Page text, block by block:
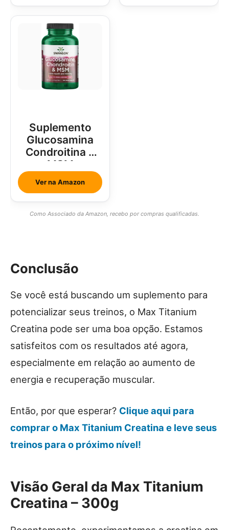
Suplemento
Glucosamina
Condroitina e
MSM
Ver na Amazon
Como Associado da Amazon, recebo por compras qualificadas.
Conclusão
Se você está buscando um suplemento para
potencializar seus treinos, o Max Titanium
Creatina pode ser uma boa opção. Estamos
satisfeitos com os resultados até agora,
especialmente em relação ao aumento de
energia e recuperação muscular.
Então, por que esperar? Clique aqui para
comprar o Max Titanium Creatina e leve seus
treinos para o próximo nível!
Visão Geral da Max Titanium
Creatina – 300g